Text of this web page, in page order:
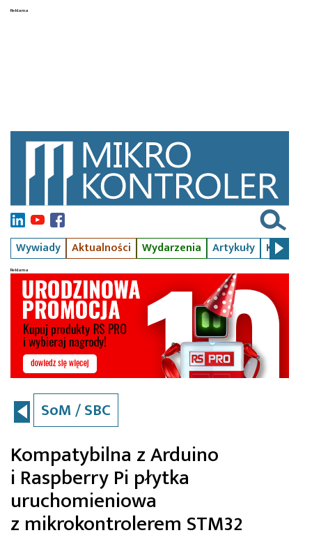
Wywiady Aktualności Wydarzenia Artykuły Kursy
SoM / SBC
Kompatybilna z Arduino
i Raspberry Pi płytka
uruchomieniowa
z mikrokontrolerem STM32